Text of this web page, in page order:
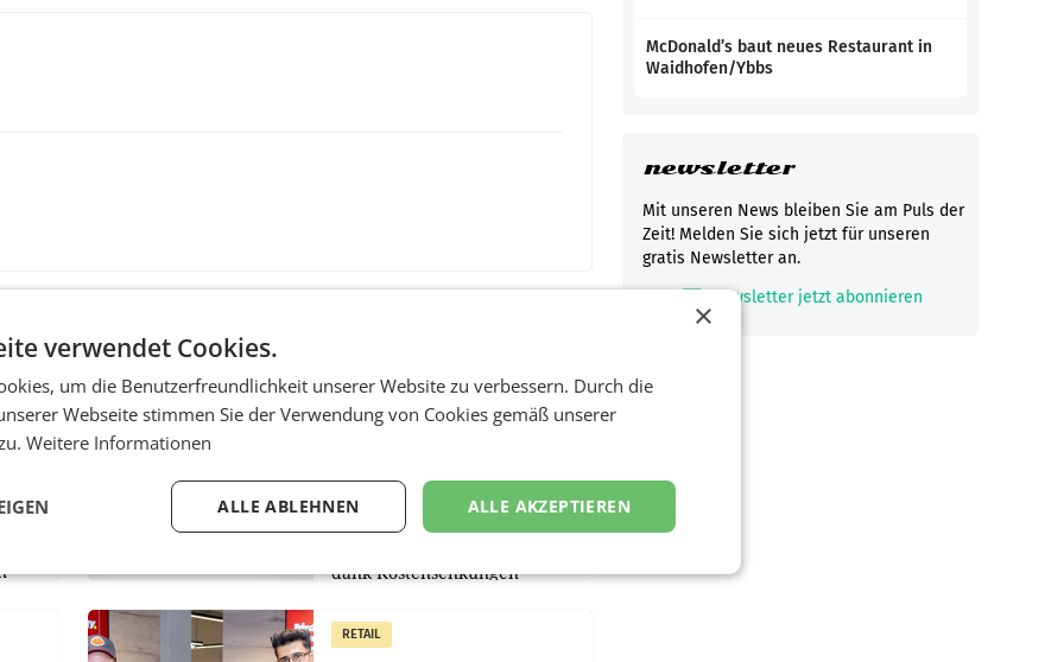
Post
ProSiebenSat.1 spart und
macht überraschend viel
UNTERFÖHRING/MAILAND/AMSTERDAM.
Der Fernsehkonzern
dank Kostensenkungen
gemacht und die
Markterwartung deutlich
RETAIL
McDonald’s baut neues Restaurant in
Waidhofen/Ybbs
newsletter
Mit unseren News bleiben Sie am Puls der
Zeit! Melden Sie sich jetzt für unseren
gratis Newsletter an.
mark_email_read Newsletter jetzt abonnieren
×
verwendet Cookies.
um die Benutzerfreundlichkeit unserer Website zu verbessern. Durch die
Webseite stimmen Sie der Verwendung von Cookies gemäß unserer
Weitere Informationen
ALLE AKZEPTIEREN
ALLE ABLEHNEN